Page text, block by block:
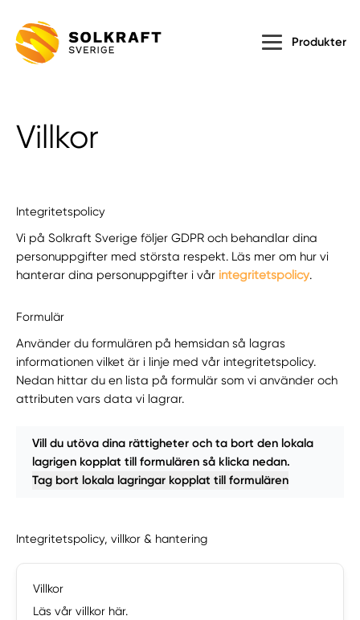
Produkter
Villkor
Integritetspolicy
Vi på Solkraft Sverige följer GDPR och behandlar dina
personuppgifter med största respekt. Läs mer om hur vi
hanterar dina personuppgifter i vår integritetspolicy.
Formulär
Använder du formulären på hemsidan så lagras
informationen vilket är i linje med vår integritetspolicy.
Nedan hittar du en lista på formulär som vi använder och
attributen vars data vi lagrar.
Vill du utöva dina rättigheter och ta bort den lokala
lagrigen kopplat till formulären så klicka nedan.
Tag bort lokala lagringar kopplat till formulären
Integritetspolicy, villkor & hantering
Villkor
Läs vår villkor här.